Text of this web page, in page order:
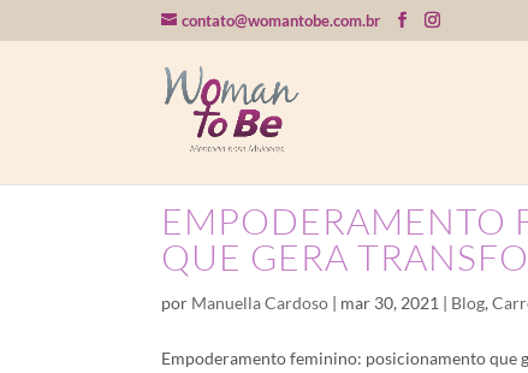
contato@womantobe.com.br
EMPODERAMENTO
QUE GERA
por Manuella Cardoso | mar 30, 2021 | Blog,
Empoderamento feminino: posicionamento que